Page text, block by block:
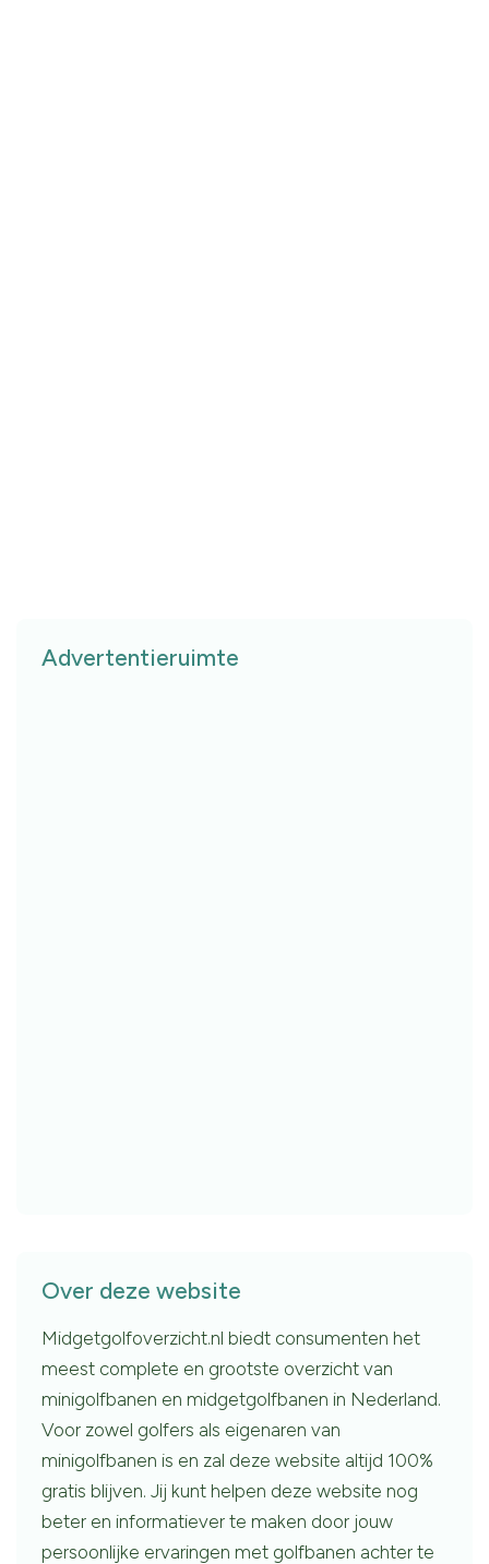
Advertentieruimte
Over deze website
Midgetgolfoverzicht.nl biedt consumenten het
meest complete en grootste overzicht van
minigolfbanen en midgetgolfbanen in Nederland.
Voor zowel golfers als eigenaren van
minigolfbanen is en zal deze website altijd 100%
gratis blijven. Jij kunt helpen deze website nog
beter en informatiever te maken door jouw
persoonlijke ervaringen met golfbanen achter te